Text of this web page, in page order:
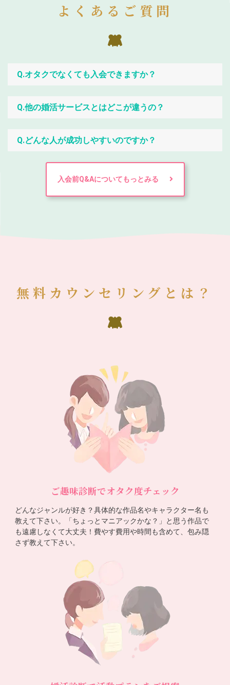
よくあるご質問
Q.オタクでなくても入会できますか？
Q.他の婚活サービスとはどこが違うの？
Q.どんな人が成功しやすいのですか？
入会前Q&Aについてもっとみる
無料カウンセリングとは？
ご趣味診断でオタク度チェック
どんなジャンルが好き？具体的な作品名やキャラクター名も
教えて下さい。「ちょっとマニアックかな？」と思う作品で
も遠慮しなくて大丈夫！費やす費用や時間も含めて、包み隠
さず教えて下さい。